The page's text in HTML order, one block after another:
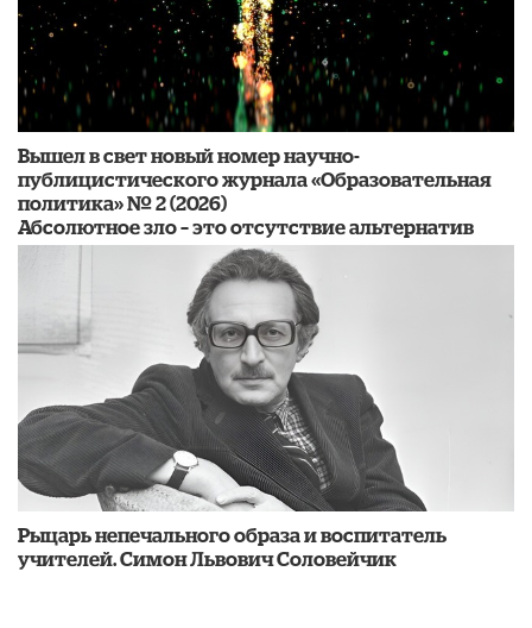
Вышел в свет новый номер научно-
публицистического журнала «Образовательная
политика» № 2 (2026)
Абсолютное зло – это отсутствие альтернатив
Рыцарь непечального образа и воспитатель
учителей. Симон Львович Соловейчик